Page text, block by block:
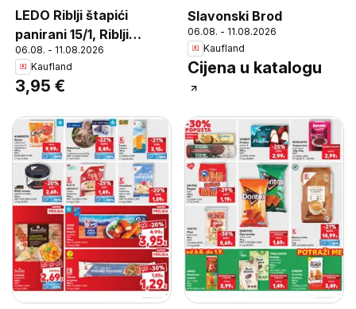
LEDO Riblji štapići
panirani 15/1, Riblji
štapići panirani 15/1 450
g
06.08. - 11.08.2026
Kaufland
3,95 €
Slavonski Brod
06.08. - 11.08.2026
Kaufland
Cijena u katalogu